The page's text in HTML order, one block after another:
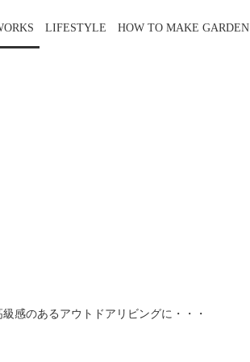
LIFESTYLE HOW TO MAKE GARDEN
感のあるアウトドアリビングに・・・